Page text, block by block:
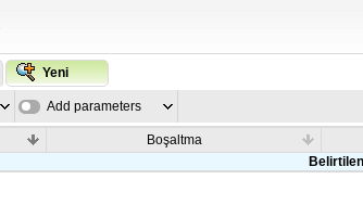
Yeni
Add parameters
Boşaltma